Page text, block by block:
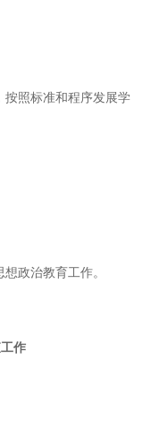
按照标准和程序发展学
政治教育工作。
作